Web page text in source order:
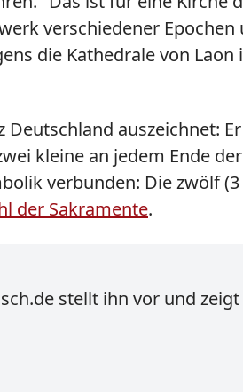
verschiedener
die Kathedrale von
auszeichnet:
kleine an jedem Ende
verbunden: Die zwölf
der Sakramente.
stellt ihn vor und